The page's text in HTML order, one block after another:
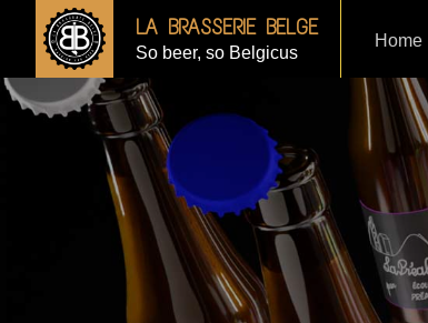
LA BRASSERIE BELGE
So beer, so Belgicus
Home